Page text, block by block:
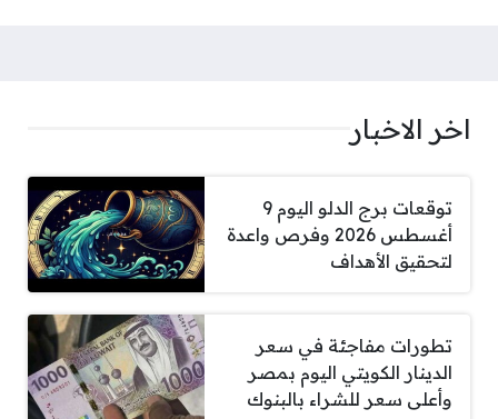
اخر الاخبار
توقعات برج الدلو اليوم 9
أغسطس 2026 وفرص واعدة
لتحقيق الأهداف
تطورات مفاجئة في سعر
الدينار الكويتي اليوم بمصر
وأعلى سعر للشراء بالبنوك